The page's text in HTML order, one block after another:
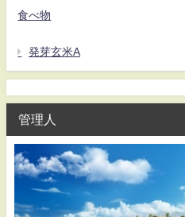
食べ物
発芽玄米A
管理人